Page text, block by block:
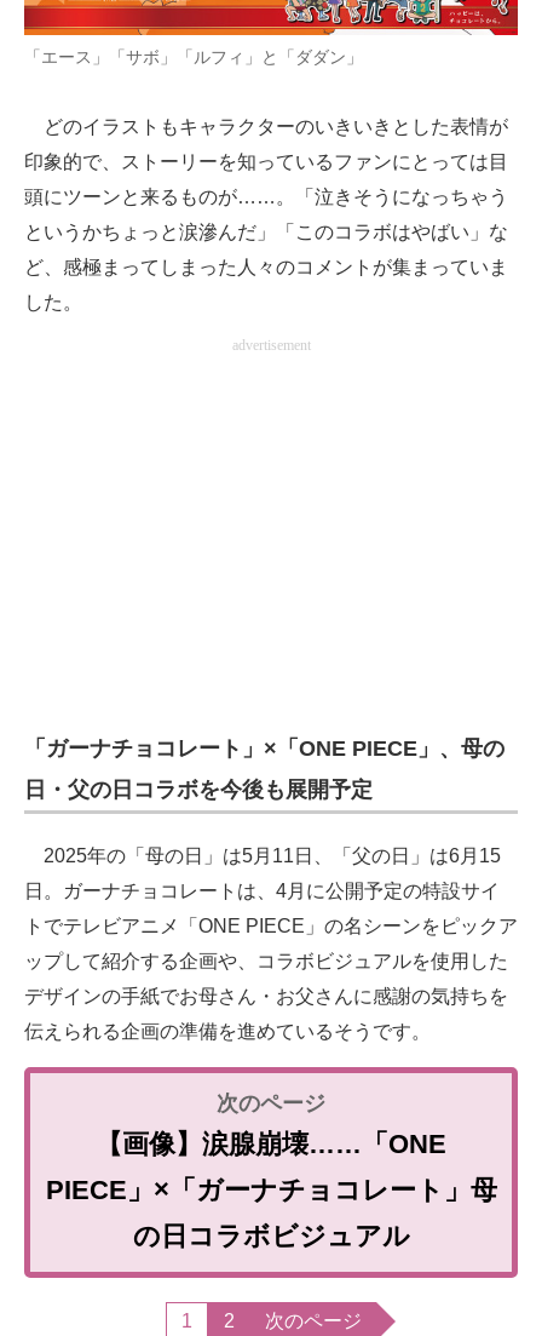
「エース」「サボ」「ルフィ」と「ダダン」
どのイラストもキャラクターのいきいきとした表情が
印象的で、ストーリーを知っているファンにとっては目
頭にツーンと来るものが……。「泣きそうになっちゃう
というかちょっと涙滲んだ」「このコラボはやばい」な
ど、感極まってしまった人々のコメントが集まっていま
した。
advertisement
「ガーナチョコレート」×「ONE PIECE」、母の
日・父の日コラボを今後も展開予定
2025年の「母の日」は5月11日、「父の日」は6月15
日。ガーナチョコレートは、4月に公開予定の特設サイ
トでテレビアニメ「ONE PIECE」の名シーンをピックア
ップして紹介する企画や、コラボビジュアルを使用した
デザインの手紙でお母さん・お父さんに感謝の気持ちを
伝えられる企画の準備を進めているそうです。
【画像】涙腺崩壊……「ONE
PIECE」×「ガーナチョコレート」母
の日コラボビジュアル
1 2 次のページ